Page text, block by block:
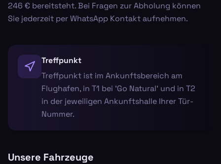
246 € bereitsteht. Bei Fragen zur Abholung können
Sie jederzeit per WhatsApp Kontakt aufnehmen.
Treffpunkt
Treffpunkt ist im Ankunftsbereich am
Flughafen, in T1 bei 'Go Natural' und in T2
in der jeweiligen Ankunftshalle Ihrer Tür-
Nummer.
Unsere Fahrzeuge